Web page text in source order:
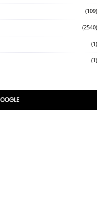
(109)
(2540)
(1)
(1)